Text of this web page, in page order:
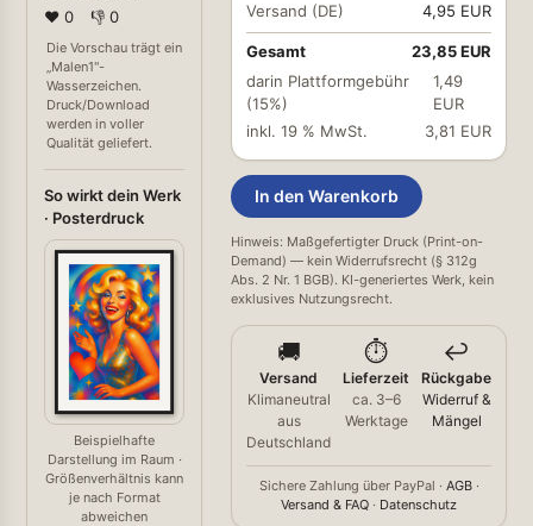
❤ 0
👎 0
Die Vorschau trägt ein
„Malen1"-
Wasserzeichen.
Druck/Download
werden in voller
Qualität geliefert.
So wirkt dein Werk
· Posterdruck
Beispielhafte
Darstellung im Raum ·
Größenverhältnis kann
je nach Format
abweichen
Versand (DE)
4,95 EUR
Gesamt
23,85 EUR
darin Plattformgebühr
(15%)
1,49
EUR
inkl. 19 % MwSt.
3,81 EUR
In den Warenkorb
Hinweis: Maßgefertigter Druck (Print-on-
Demand) — kein Widerrufsrecht (§ 312g
Abs. 2 Nr. 1 BGB). KI-generiertes Werk, kein
exklusives Nutzungsrecht.
🚚
Versand
Klimaneutral
aus
Deutschland
⏱️
Lieferzeit
ca. 3–6
Werktage
↩️
Rückgabe
Widerruf &
Mängel
Sichere Zahlung über PayPal · AGB·
Versand & FAQ · Datenschutz